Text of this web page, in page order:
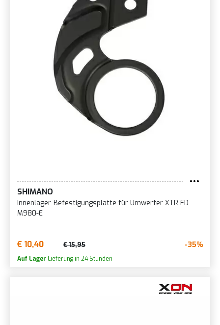
SHIMANO
Innenlager-Befestigungsplatte für Umwerfer XTR FD-
M980-E
€ 10,40 € 15,95 -35%
Auf Lager Lieferung in 24 Stunden